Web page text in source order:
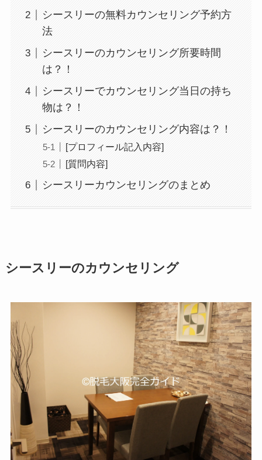
シースリーの無料カウンセリング予約方
法
シースリーのカウンセリング所要時間
は？！
シースリーでカウンセリング当日の持ち
物は？！
シースリーのカウンセリング内容は？！
[プロフィール記入内容]
[質問内容]
シースリーカウンセリングのまとめ
シースリーのカウンセリング